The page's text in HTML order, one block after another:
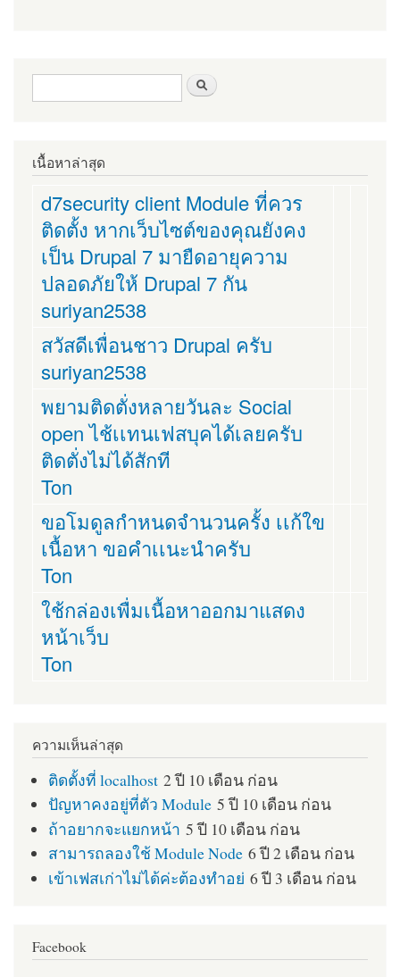
ฟอร์มค้นหา
เนื้อหาล่าสุด
d7security client Module ที่ควร
ติดตั้ง หากเว็บไซต์ของคุณยังคง
เป็น Drupal 7 มายืดอายุความ
ปลอดภัยให้ Drupal 7 กัน
suriyan2538
สวัสดีเพื่อนชาว Drupal ครับ
suriyan2538
พยามติดตั่งหลายวันละ Social
open ไช้เเทนเฟสบุคได้เลยครับ
ติดตั่งไม่ได้สักที
Ton
ขอโมดูลกำหนดจำนวนครั้ง เเก้ใข
เนื้อหา ขอคำเเนะนำครับ
Ton
ใช้กล่องเพื่มเนื้อหาออกมาแสดง
หน้าเว็บ
Ton
ความเห็นล่าสุด
ติดตั้งที่ localhost 2 ปี 10 เดือน ก่อน
ปัญหาคงอยู่ที่ตัว Module 5 ปี 10 เดือน ก่อน
ถ้าอยากจะแยกหน้า 5 ปี 10 เดือน ก่อน
สามารถลองใช้ Module Node 6 ปี 2 เดือน ก่อน
เข้าเฟสเก่าไม่ได้ค่ะต้องทำอย่ 6 ปี 3 เดือน ก่อน
Facebook